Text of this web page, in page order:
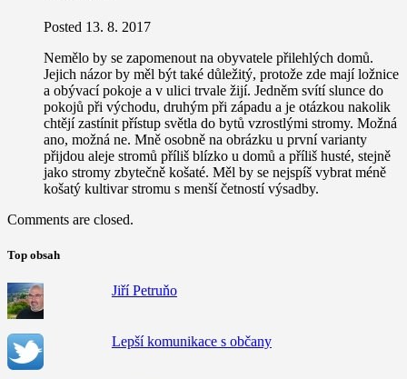
Posted 13. 8. 2017
Nemělo by se zapomenout na obyvatele přilehlých domů.
Jejich názor by měl být také důležitý, protože zde mají ložnice
a obývací pokoje a v ulici trvale žijí. Jedněm svítí slunce do
pokojů při východu, druhým při západu a je otázkou nakolik
chtějí zastínit přístup světla do bytů vzrostlými stromy. Možná
ano, možná ne. Mně osobně na obrázku u první varianty
přijdou aleje stromů příliš blízko u domů a příliš husté, stejně
jako stromy zbytečně košaté. Měl by se nejspíš vybrat méně
košatý kultivar stromu s menší četností výsadby.
Comments are closed.
Top obsah
Jiří Petruňo
Lepší komunikace s občany